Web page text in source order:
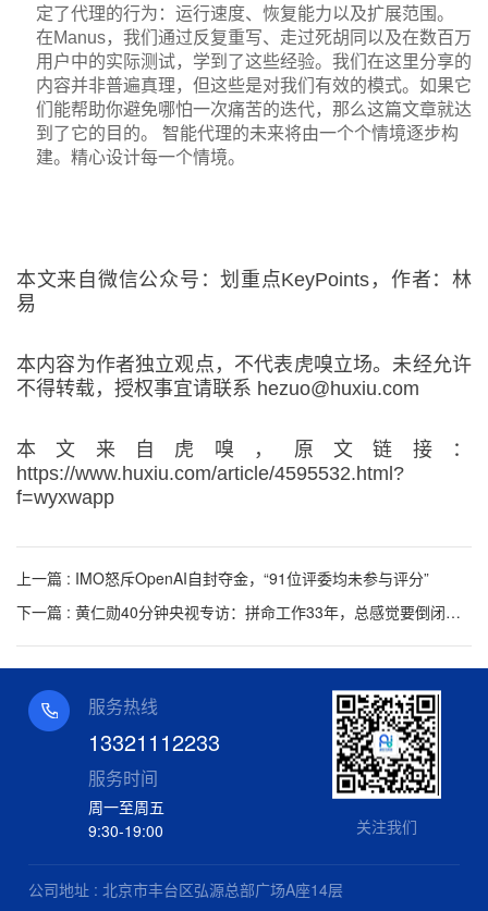
定了代理的行为：运行速度、恢复能力以及扩展范围。
在Manus，我们通过反复重写、走过死胡同以及在数百万
用户中的实际测试，学到了这些经验。我们在这里分享的
内容并非普遍真理，但这些是对我们有效的模式。如果它
们能帮助你避免哪怕一次痛苦的迭代，那么这篇文章就达
到了它的目的。 智能代理的未来将由一个个情境逐步构
建。精心设计每一个情境。
本文来自微信公众号：划重点KeyPoints，作者：林
易
本内容为作者独立观点，不代表虎嗅立场。未经允许
不得转载，授权事宜请联系 hezuo@huxiu.com
本文来自虎嗅，原文链接：
https://www.huxiu.com/article/4595532.html?
f=wyxwapp
上一篇 : IMO怒斥OpenAI自封夺金，“91位评委均未参与评分”
下一篇 : 黄仁勋40分钟央视专访：拼命工作33年，总感觉要倒闭，自学中文，中国创新挡不住
服务热线
13321112233
服务时间
周一至周五
9:30-19:00
关注我们
公司地址 : 北京市丰台区弘源总部广场A座14层